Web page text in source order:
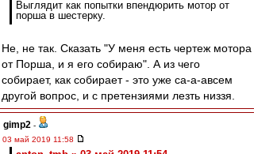
Выглядит как попытки впендюрить мотор от
порша в шестерку.
Не, не так. Сказать "У меня есть чертеж мотора
от Порша, и я его собираю". А из чего
собирает, как собирает - это уже са-а-авсем
другой вопрос, и с претензиями лезть низзя.
gimp2 -
03 май 2019 11:58